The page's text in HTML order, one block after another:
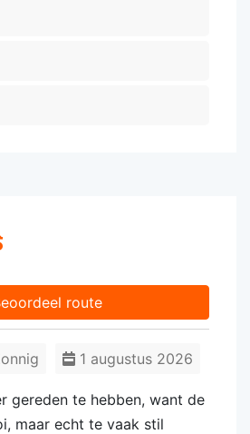
route
1 augustus 2026
gereden te hebben, want de
maar echt te vaak stil